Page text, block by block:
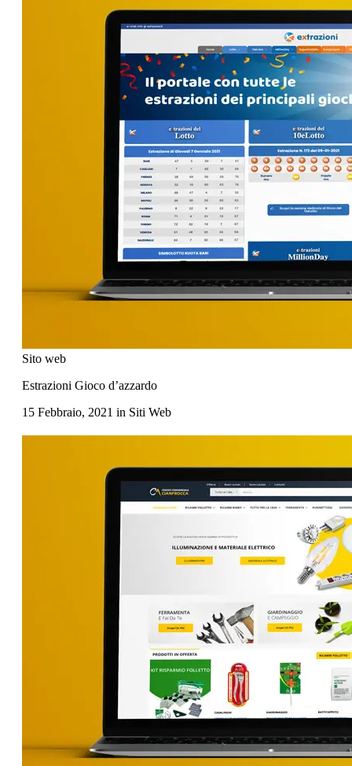
Sito web
Estrazioni Gioco d’azzardo
15 Febbraio, 2021 in Siti Web